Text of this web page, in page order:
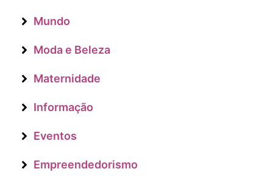
Mundo
Moda e Beleza
Maternidade
Informação
Eventos
Empreendedorismo